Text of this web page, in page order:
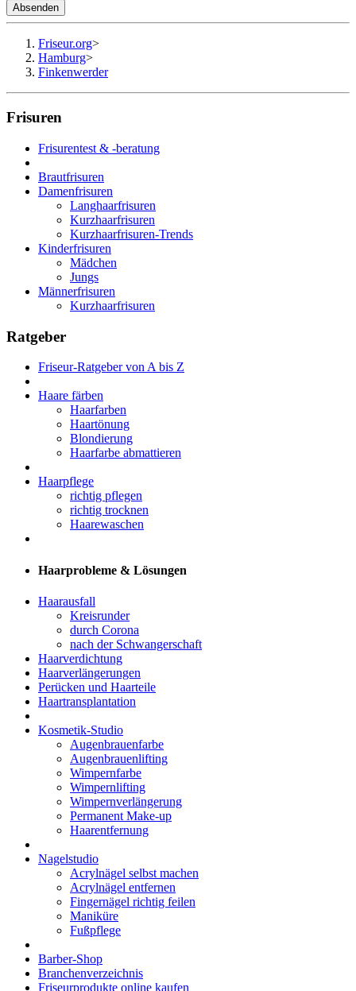
Absenden
Friseur.org>
Hamburg>
Finkenwerder
Frisuren
Frisurentest & -beratung
Brautfrisuren
Damenfrisuren
Langhaarfrisuren
Kurzhaarfrisuren
Kurzhaarfrisuren-Trends
Kinderfrisuren
Mädchen
Jungs
Männerfrisuren
Kurzhaarfrisuren
Ratgeber
Friseur-Ratgeber von A bis Z
Haare färben
Haarfarben
Haartönung
Blondierung
Haarfarbe abmattieren
Haarpflege
richtig pflegen
richtig trocknen
Haarewaschen
Haarprobleme & Lösungen
Haarausfall
Kreisrunder
durch Corona
nach der Schwangerschaft
Haarverdichtung
Haarverlängerungen
Perücken und Haarteile
Haartransplantation
Kosmetik-Studio
Augenbrauenfarbe
Augenbrauenlifting
Wimpernfarbe
Wimpernlifting
Wimpernverlängerung
Permanent Make-up
Haarentfernung
Nagelstudio
Acrylnägel selbst machen
Acrylnägel entfernen
Fingernägel richtig feilen
Maniküre
Fußpflege
Barber-Shop
Branchenverzeichnis
Friseurprodukte online kaufen